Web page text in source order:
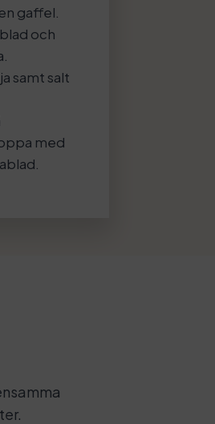
gaffel.
och
samt salt
med